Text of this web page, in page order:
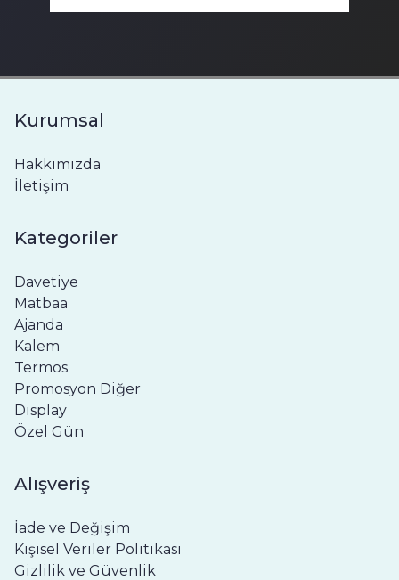
Kurumsal
Hakkımızda
İletişim
Kategoriler
Davetiye
Matbaa
Ajanda
Kalem
Termos
Promosyon Diğer
Display
Özel Gün
Alışveriş
İade ve Değişim
Kişisel Veriler Politikası
Gizlilik ve Güvenlik